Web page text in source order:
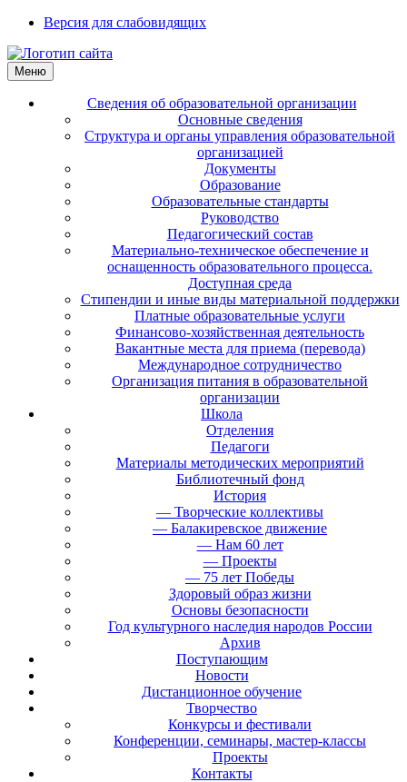
Версия для слабовидящих
Меню
Сведения об образовательной организации
Основные сведения
Структура и органы управления образовательной
организацией
Документы
Образование
Образовательные стандарты
Руководство
Педагогический состав
Материально-техническое обеспечение и
оснащенность образовательного процесса.
Доступная среда
Стипендии и иные виды материальной поддержки
Платные образовательные услуги
Финансово-хозяйственная деятельность
Вакантные места для приема (перевода)
Международное сотрудничество
Организация питания в образовательной
организации
Школа
Отделения
Педагоги
Материалы методических мероприятий
Библиотечный фонд
История
— Творческие коллективы
— Балакиревское движение
— Нам 60 лет
— Проекты
— 75 лет Победы
Здоровый образ жизни
Основы безопасности
Год культурного наследия народов России
Архив
Поступающим
Новости
Дистанционное обучение
Творчество
Конкурсы и фестивали
Конференции, семинары, мастер-классы
Проекты
Контакты